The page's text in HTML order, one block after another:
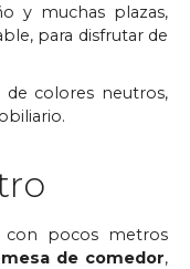
y muchas plazas,
para disfrutar de
colores neutros,
pocos metros
mesa de comedor,